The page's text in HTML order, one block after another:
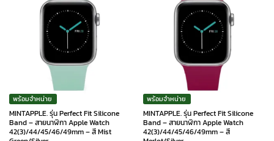
พร้อมจำหน่าย
MINTAPPLE. รุ่น Perfect Fit Silicone
Band – สายนาฬิกา Apple Watch
42(3)/44/45/46/49mm – สี Mist
พร้อมจำหน่าย
MINTAPPLE. รุ่น Perfect Fit Silicone
Band – สายนาฬิกา Apple Watch
42(3)/44/45/46/49mm – สี